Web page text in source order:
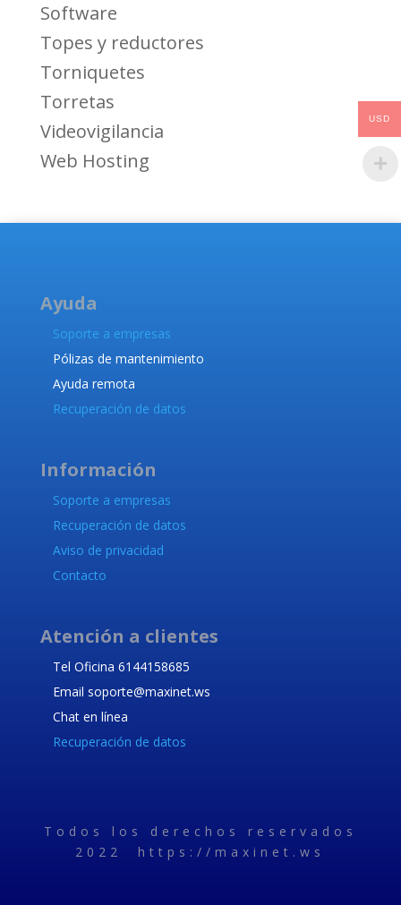
Software
Topes y reductores
Torniquetes
Torretas
Videovigilancia
Web Hosting
Ayuda
Soporte a empresas
Pólizas de mantenimiento
Ayuda remota
Recuperación de datos
Información
Soporte a empresas
Recuperación de datos
Aviso de privacidad
Contacto
Atención a clientes
Tel Oficina 6144158685
Email soporte@maxinet.ws
Chat en línea
Recuperación de datos
Todos los derechos reservados
2022 https://maxinet.ws
USD